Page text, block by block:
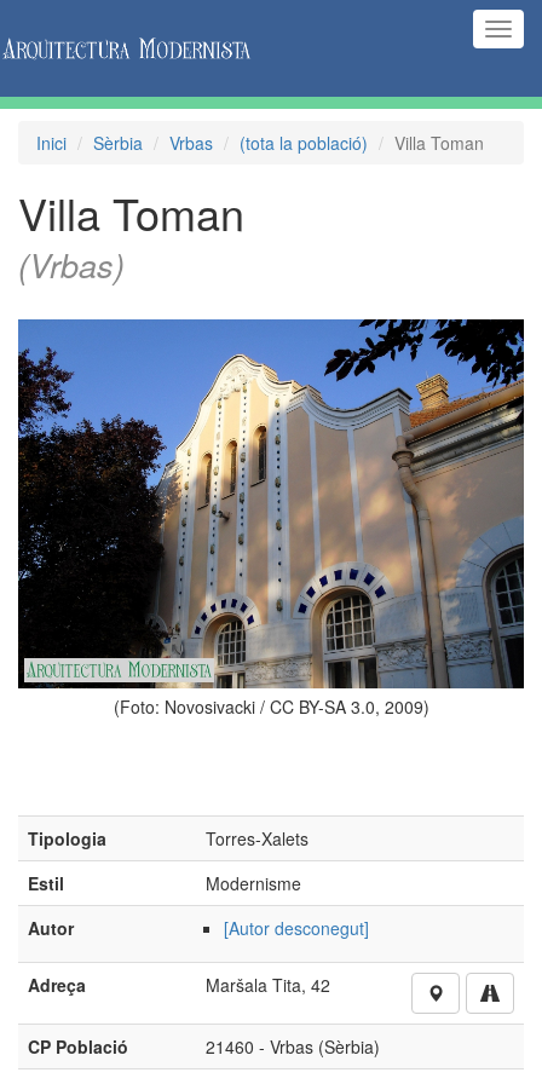
Inici Sèrbia Vrbas (tota la població) Villa Toman
Villa Toman
(Vrbas)
(Foto: Novosivacki / CC BY-SA 3.0, 2009)
Tipologia
Torres-Xalets
Estil
Modernisme
Autor
[Autor desconegut]
Adreça Maršala Tita, 42
CP Població
21460 - Vrbas (Sèrbia)